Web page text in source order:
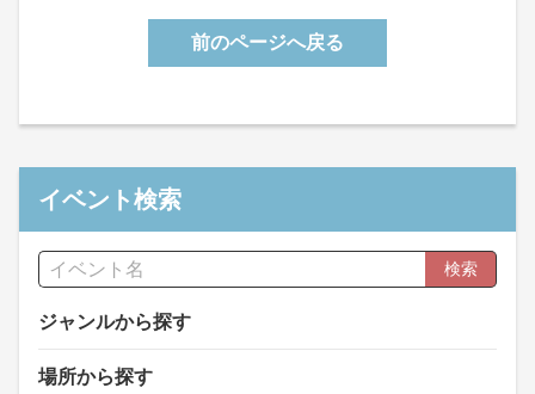
前のページへ戻る
イベント検索
検索
ジャンルから探す
場所から探す